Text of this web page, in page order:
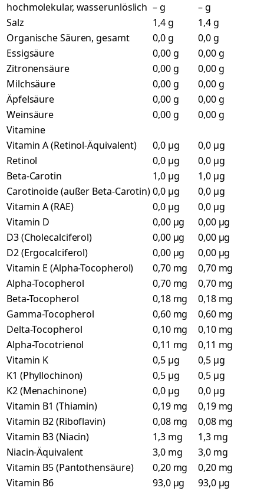
hochmolekular, wasserunlöslich – g
– g
Salz
1,4 g
1,4 g
Organische Säuren, gesamt
0,0 g
0,0 g
Essigsäure
0,00 g
0,00 g
Zitronensäure
0,00 g
0,00 g
Milchsäure
0,00 g
0,00 g
Äpfelsäure
0,00 g
0,00 g
Weinsäure
0,00 g
0,00 g
Vitamine
Vitamin A (Retinol-Äquivalent)
0,0 µg
0,0 µg
Retinol
0,0 µg
0,0 µg
Beta-Carotin
1,0 µg
1,0 µg
Carotinoide (außer Beta-Carotin)0,0 µg
0,0 µg
Vitamin A (RAE)
0,0 µg
0,0 µg
Vitamin D
0,00 µg
0,00 µg
D3 (Cholecalciferol)
0,00 µg
0,00 µg
D2 (Ergocalciferol)
0,00 µg
0,00 µg
Vitamin E (Alpha-Tocopherol)
0,70 mg
0,70 mg
Alpha-Tocopherol
0,70 mg
0,70 mg
Beta-Tocopherol
0,18 mg
0,18 mg
Gamma-Tocopherol
0,60 mg
0,60 mg
Delta-Tocopherol
0,10 mg
0,10 mg
Alpha-Tocotrienol
0,11 mg
0,11 mg
Vitamin K
0,5 µg
0,5 µg
K1 (Phyllochinon)
0,5 µg
0,5 µg
K2 (Menachinone)
0,0 µg
0,0 µg
Vitamin B1 (Thiamin)
0,19 mg
0,19 mg
Vitamin B2 (Riboflavin)
0,08 mg
0,08 mg
Vitamin B3 (Niacin)
1,3 mg
1,3 mg
Niacin-Äquivalent
3,0 mg
3,0 mg
Vitamin B5 (Pantothensäure)
0,20 mg
0,20 mg
Vitamin B6
93,0 µg
93,0 µg